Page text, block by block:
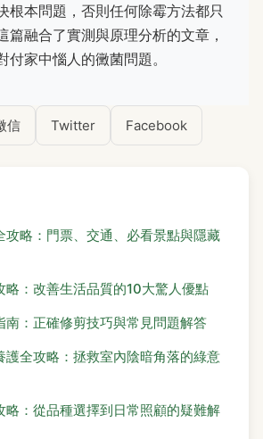
根本問題，否則任何除霉方法都只
篇融合了實測與原理分析的文章，
付家中惱人的黴菌問題。
信 Twitter Facebook
攻略：門票、交通、必看景點與隱藏
略：改善生活品質的10大驚人優點
南：正確修剪技巧與常見問題解答
護全攻略：拯救室內陰暗角落的綠意
略：從品種選擇到日常照顧的疑難解